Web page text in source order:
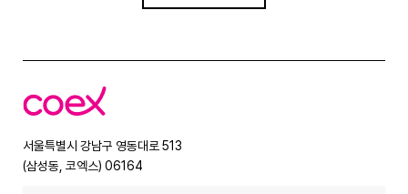
코
엑
서울특별시 강남구 영동대로 513
(삼성동, 코엑스) 06164